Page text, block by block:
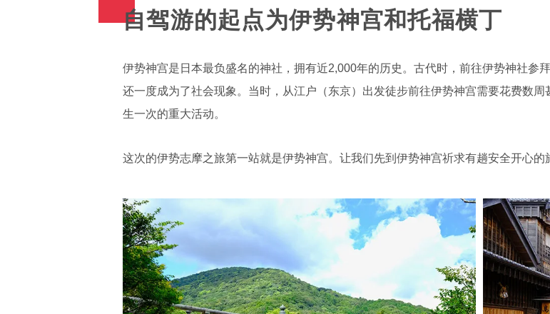
自驾游的起点为伊势神宫和托福横丁
伊势神宫是日本最负盛名的神社，拥有近2,000年的历史。古代时，前往伊势神社参
还一度成为了社会现象。当时，从江户（东京）出发徒步前往伊势神宫需要花费数
生一次的重大活动。
这次的伊势志摩之旅第一站就是伊势神宫。让我们先到伊势神宫祈求有趟安全开心的